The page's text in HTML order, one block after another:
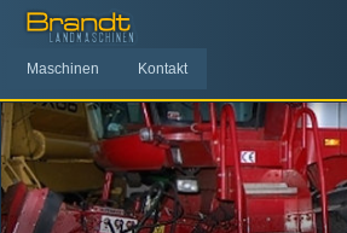
Maschinen Kontakt